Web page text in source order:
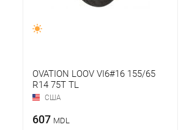
OVATION LOOV VI6#16 155/65
R14 75T TL
США
607 MDL